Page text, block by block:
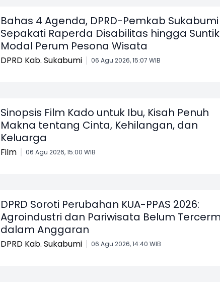
Bahas 4 Agenda, DPRD-Pemkab Sukabumi
Sepakati Raperda Disabilitas hingga
Modal Perum Pesona Wisata
DPRD Kab. Sukabumi 06 Agu 2026, 15:07 WIB
Sinopsis Film Kado untuk Ibu, Kisah Penuh
Makna tentang Cinta, Kehilangan, dan
Keluarga
Film 06 Agu 2026, 15:00 WIB
DPRD Soroti Perubahan KUA-PPAS 2026:
Agroindustri dan Pariwisata Belum
dalam Anggaran
DPRD Kab. Sukabumi 06 Agu 2026, 14:40 WIB